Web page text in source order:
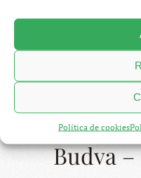
Política de cookies
Budva